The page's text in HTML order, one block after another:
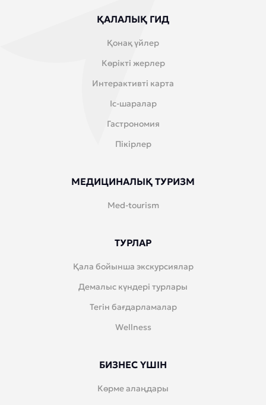
ҚАЛАЛЫҚ ГИД
Қонақ үйлер
Көрікті жерлер
Интерактивті карта
Іс-шаралар
Гастрономия
Пікірлер
МЕДИЦИНАЛЫҚ ТУРИЗМ
Med-tourism
ТУРЛАР
Қала бойынша экскурсиялар
Демалыс күндері турлары
Тегін бағдарламалар
Wellness
БИЗНЕС ҮШІН
Көрме алаңдары